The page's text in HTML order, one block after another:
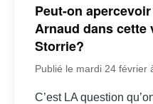
Peut-on
Arnaud dans cette
Storrie?
Publié le mardi 24 février
C’est LA question